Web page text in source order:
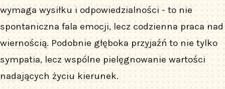
wymaga wysiłku i odpowiedzialności - to nie
spontaniczna fala emocji, lecz codzienna praca nad
wiernością. Podobnie głęboka przyjaźń to nie tylko
sympatia, lecz wspólne pielęgnowanie wartości
nadających życiu kierunek.